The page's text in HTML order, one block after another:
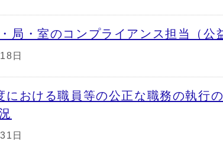
局・室のコンプライアンス担当（公
日
における職員等の公正な職務の執行
日